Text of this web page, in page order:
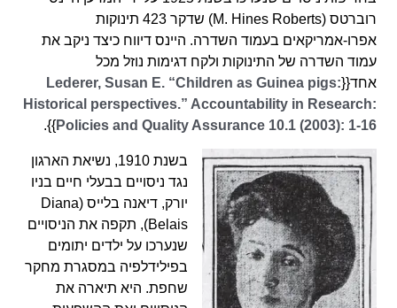
רוברטס (M. Hines Roberts) שדקר 423 תינוקות
אפרו-אמריקאים בעמוד השדרה. היינס דיווח כיצד ניקב את
עמוד השדרה של התינוקות ולקח דגימות נוזל מכל
אחד{{Lederer, Susan E. “Children as Guinea pigs:
Historical perspectives.” Accountability in Research:
Policies and Quality Assurance 10.1 (2003): 1-16
}}.
בשנת 1910, נשיאת הארגון
נגד ניסויים בבעלי חיים בניו
יורק, דיאנה בלייס (Diana
Belais), תקפה את הניסויים
שנערכו על ילדים יתומים
בפילידלפיה במסגרת מחקר
שחפת. היא תיארה את